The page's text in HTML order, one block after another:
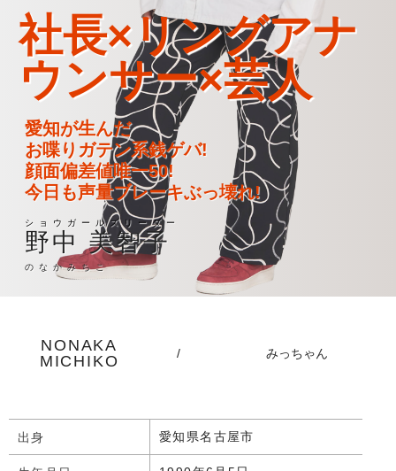
社長×リングアナ
ウンサー×芸人
愛知が生んだ
お喋りガテン系銭ゲバ!
顔面偏差値唯一50!
今日も声量ブレーキぶっ壊れ!
ショウガールズリーダー
野中 美智子
のなかみちこ
NONAKA
MICHIKO
/ みっちゃん
出身 愛知県名古屋市